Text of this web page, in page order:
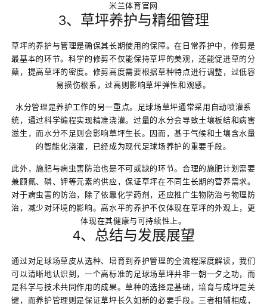
米兰体育官网
3、草坪养护与精细管理
草坪的养护与管理是确保其长期使用的保障。在日常养护中，修剪是
最基本的环节。科学的修剪不仅能保持草坪的美观，还能促进草的分
蘖，提高草坪的密度。修剪高度需要根据草种特点进行调整，过低容
易损伤根系，过高则影响草坪弹性和观感。
水分管理是养护工作的另一重点。足球场草坪通常采用自动喷灌系
统，通过科学编程实现精准浇灌。过量的水分会导致土壤板结和病害
滋生，而水分不足则会影响草坪生长。因而，基于气候和土壤含水量
的智能化浇灌，已经成为现代足球场养护的重要手段。
此外，施肥与病虫害防治也是不可或缺的环节。合理的施肥计划需要
兼顾氮、磷、钾等元素的供应，保证草坪在不同生长期的营养需求。
对于病虫害的防治，除了依靠化学药剂，还应推广生物防治与物理防
治，减少对环境的影响。高水平的养护不仅体现在草坪的外观上，更
体现在其健康与可持续性上。
4、总结与发展展望
通过对足球场草皮从选种、培育到养护管理的全流程深度解读，我们
可以清晰地认识到，一个高标准的足球场草坪并非一朝一夕之功，而
是科学与技术共同作用的成果。草种的选择是基础，培育与成坪是关
键，而养护管理则是保证草坪长久如新的必要手段。三者相辅相成，